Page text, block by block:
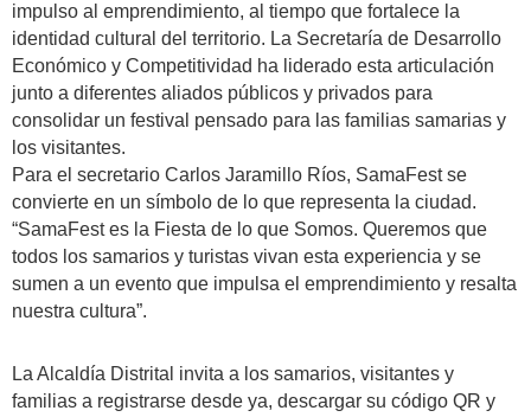
impulso al emprendimiento, al tiempo que fortalece la
identidad cultural del territorio. La Secretaría de Desarrollo
Económico y Competitividad ha liderado esta articulación
junto a diferentes aliados públicos y privados para
consolidar un festival pensado para las familias samarias y
los visitantes.
Para el secretario Carlos Jaramillo Ríos, SamaFest se
convierte en un símbolo de lo que representa la ciudad.
“SamaFest es la Fiesta de lo que Somos. Queremos que
todos los samarios y turistas vivan esta experiencia y se
sumen a un evento que impulsa el emprendimiento y resalta
nuestra cultura”.
La Alcaldía Distrital invita a los samarios, visitantes y
familias a registrarse desde ya, descargar su código QR y